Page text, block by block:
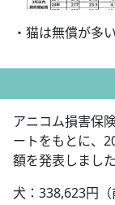
・猫は無償が多い
アニコム損害保
ートをもとに、
額を発表しました
犬：338,623円（